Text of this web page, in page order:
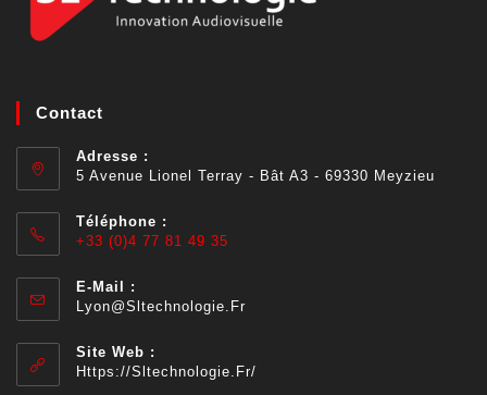
Contact
Adresse :
5 Avenue Lionel Terray - Bât A3 - 69330 Meyzieu
Téléphone :
+33 (0)4 77 81 49 35
E-Mail :
Lyon@sltechnologie.fr
Site Web :
Https://sltechnologie.fr/